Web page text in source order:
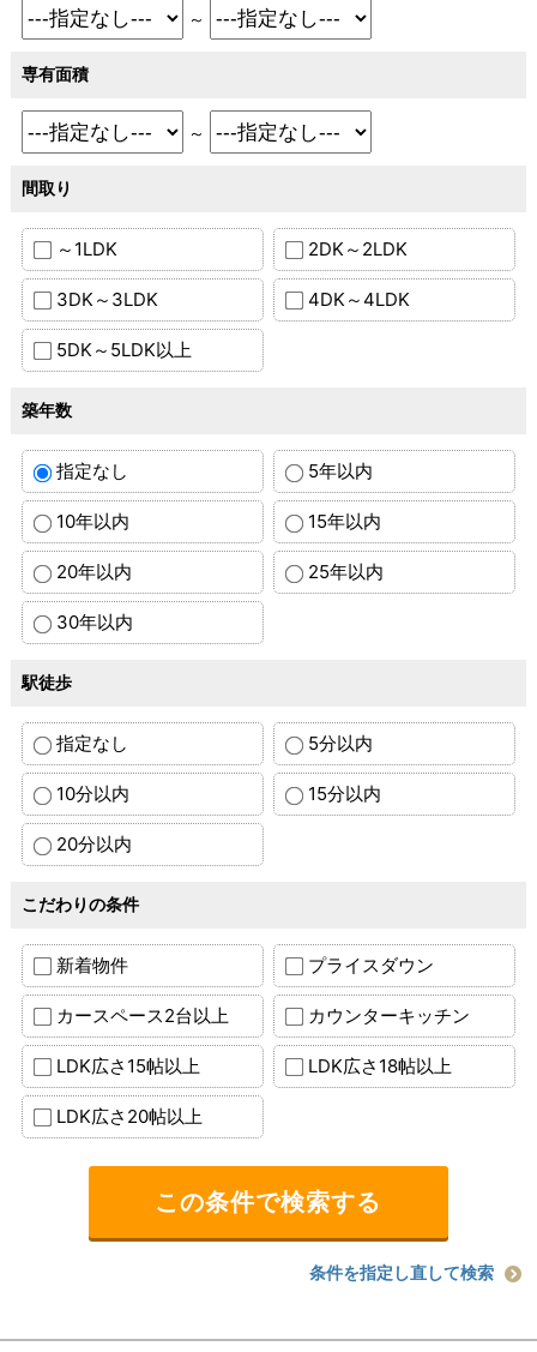
～
専有面積
～
間取り
～1LDK 2DK～2LDK
3DK～3LDK 4DK～4LDK
5DK～5LDK以上
築年数
指定なし 5年以内
10年以内 15年以内
20年以内 25年以内
30年以内
駅徒歩
指定なし 5分以内
10分以内 15分以内
20分以内
こだわりの条件
新着物件 プライスダウン
カースペース2台以上 カウンターキッチン
LDK広さ15帖以上 LDK広さ18帖以上
LDK広さ20帖以上
条件を指定し直して検索